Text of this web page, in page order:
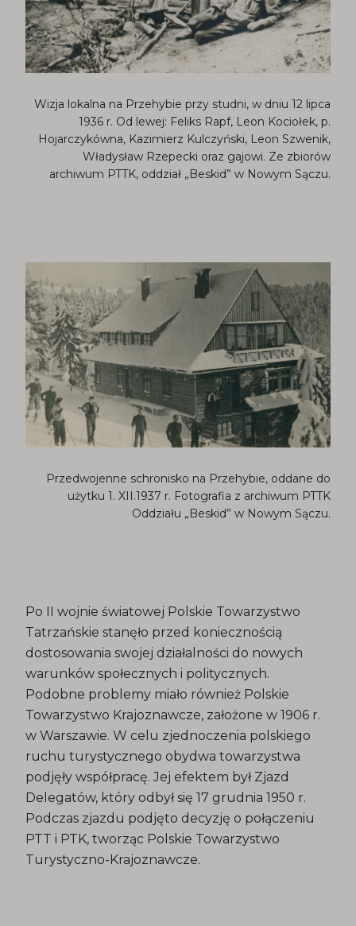
Wizja lokalna na Przehybie przy studni, w dniu 12 lipca
1936 r. Od lewej: Feliks Rapf, Leon Kociołek, p.
Hojarczykówna, Kazimierz Kulczyński, Leon Szwenik,
Władysław Rzepecki oraz gajowi. Ze zbiorów
archiwum PTTK, oddział „Beskid” w Nowym Sączu.
Przedwojenne schronisko na Przehybie, oddane do
użytku 1. XII.1937 r. Fotografia z archiwum PTTK
Oddziału „Beskid” w Nowym Sączu.
Po II wojnie światowej Polskie Towarzystwo
Tatrzańskie stanęło przed koniecznością
dostosowania swojej działalności do nowych
warunków społecznych i politycznych.
Podobne problemy miało również Polskie
Towarzystwo Krajoznawcze, założone w 1906 r.
w Warszawie. W celu zjednoczenia polskiego
ruchu turystycznego obydwa towarzystwa
podjęły współpracę. Jej efektem był Zjazd
Delegatów, który odbył się 17 grudnia 1950 r.
Podczas zjazdu podjęto decyzję o połączeniu
PTT i PTK, tworząc Polskie Towarzystwo
Turystyczno-Krajoznawcze.